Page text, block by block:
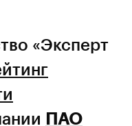
«Эксперт
ПАО